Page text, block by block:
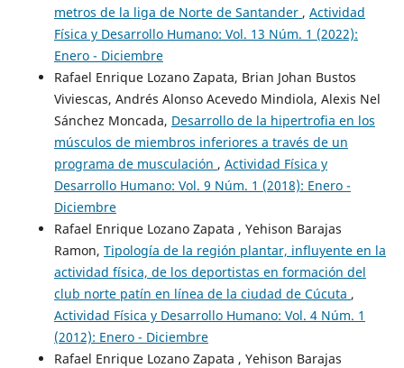
metros de la liga de Norte de Santander , Actividad
Física y Desarrollo Humano: Vol. 13 Núm. 1 (2022):
Enero - Diciembre
Rafael Enrique Lozano Zapata, Brian Johan Bustos
Viviescas, Andrés Alonso Acevedo Mindiola, Alexis Nel
Sánchez Moncada, Desarrollo de la hipertrofia en los
músculos de miembros inferiores a través de un
programa de musculación , Actividad Física y
Desarrollo Humano: Vol. 9 Núm. 1 (2018): Enero -
Diciembre
Rafael Enrique Lozano Zapata , Yehison Barajas
Ramon, Tipología de la región plantar, influyente en la
actividad física, de los deportistas en formación del
club norte patín en línea de la ciudad de Cúcuta ,
Actividad Física y Desarrollo Humano: Vol. 4 Núm. 1
(2012): Enero - Diciembre
Rafael Enrique Lozano Zapata , Yehison Barajas